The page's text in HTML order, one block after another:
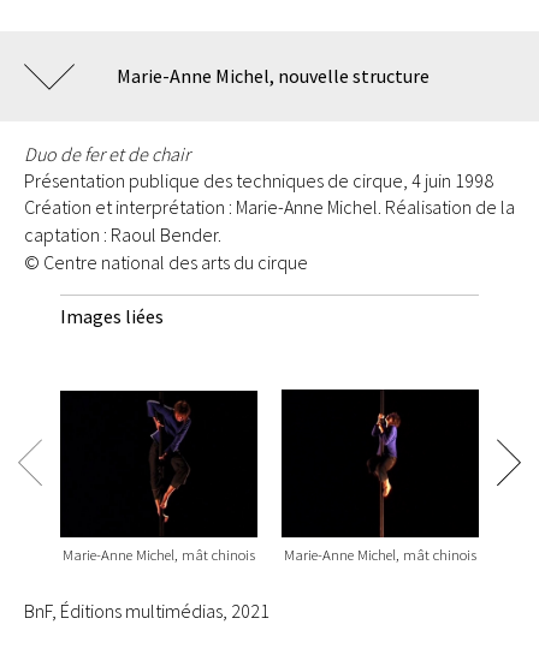
Marie-Anne Michel, nouvelle structure
Duo de fer et de chair
Présentation publique des techniques de cirque, 4 juin 1998
Création et interprétation : Marie-Anne Michel. Réalisation de la
captation : Raoul Bender.
© Centre national des arts du cirque
Images liées
Marie-Anne Michel, mât chinois Marie-Anne Michel, mât chinois
BnF, Éditions multimédias, 2021